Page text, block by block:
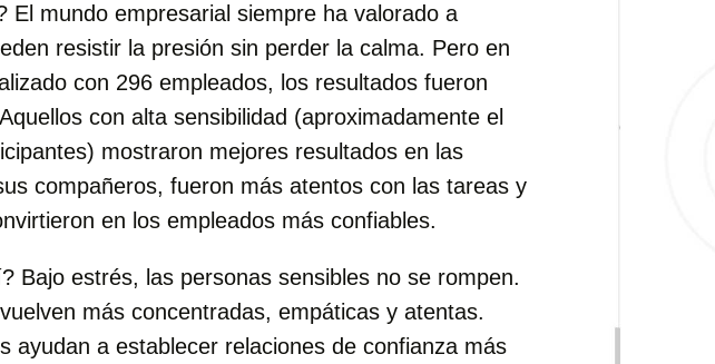
El mundo empresarial siempre ha valorado a
resistir la presión sin perder la calma. Pero en
con 296 empleados, los resultados fueron
con alta sensibilidad (aproximadamente el
mostraron mejores resultados en las
compañeros, fueron más atentos con las tareas y
en los empleados más confiables.
Bajo estrés, las personas sensibles no se rompen.
más concentradas, empáticas y atentas.
ayudan a establecer relaciones de confianza más